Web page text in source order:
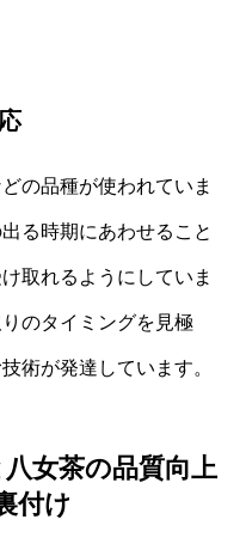
の品種が使われていま
る時期にあわせること
取れるようにしていま
のタイミングを見極
術が発達しています。
女茶の品質向上
付け